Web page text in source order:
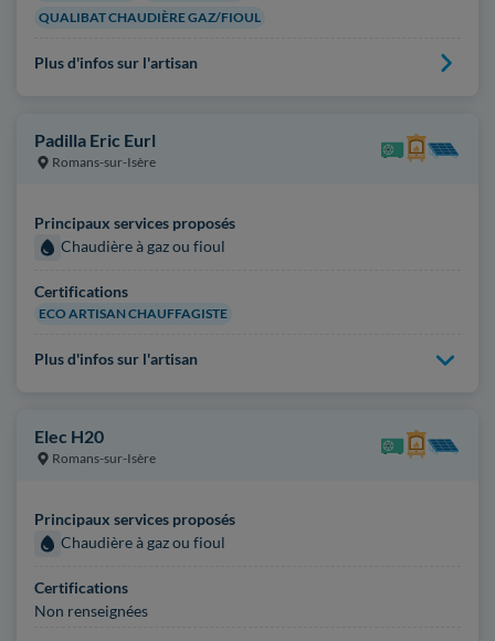
QUALIBAT CHAUDIÈRE GAZ/FIOUL
Plus d'infos sur l'artisan
Padilla Eric Eurl
Romans-sur-Isère
Principaux services proposés
Chaudière à gaz ou fioul
Certifications
ECO ARTISAN CHAUFFAGISTE
Plus d'infos sur l'artisan
Elec H20
Romans-sur-Isère
Principaux services proposés
Chaudière à gaz ou fioul
Certifications
Non renseignées